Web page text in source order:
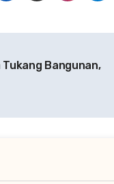
Bangunan,